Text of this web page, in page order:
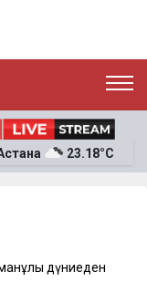
23.18°C
дүниеден